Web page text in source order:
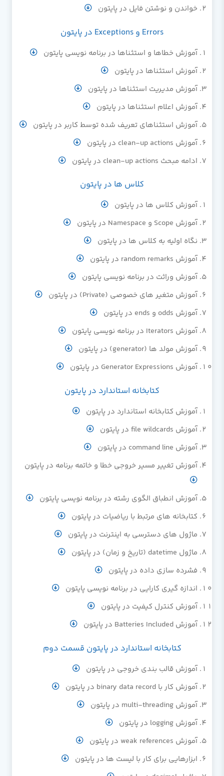
خواندن و نوشتن فایل در پایتون
Errors و Exceptions در پایتون
آموزش خطاها و استثناها در برنامه نویسی پایتون
آموزش استثناها در پایتون
آموزش مدیریت استثناها در پایتون
آموزش اعلام استثناها در پایتون
آموزش استثناهای تعریف شده توسط کاربر در پایتون
آموزش clean-up actions در پایتون
ادامه مبحث clean-up actions در پایتون
کلاس ها در پایتون
آموزش کلاس ها در پایتون
آموزش Scope و Namespace در پایتون
نگاه اولیه به کلاس ها در پایتون
آموزش random remarks در پایتون
آموزش وراثت در برنامه نویسی پایتون
آموزش متغیر های خصوصی (Private) در پایتون
آموزش odds و ends در پایتون
آموزش Iterators در برنامه نویسی پایتون
آموزش مولد ها (generator) در پایتون
آموزش Generator Expressions در پایتون
کتابخانه استاندارد در پایتون
آموزش کتابخانه استاندارد در پایتون
آموزش file wildcards در پایتون
آموزش command line در پایتون
آموزش تغییر مسیر خروجی خطا و خاتمه برنامه در پایتون
آموزش انطباق الگوی رشته در برنامه نویسی پایتون
کتابخانه های مرتبط با ریاضیات در پایتون
ماژول های دسترسی به اینترنت در پایتون
ماژول datetime (تاریخ و زمان) در پایتون
فشرده سازی داده در پایتون
اندازه گیری کارایی در برنامه نویسی پایتون
آموزش کنترل کیفیت در پایتون
آموزش Batteries Included در پایتون
کتابخانه استاندارد در پایتون قسمت دوم
آموزش قالب بندی خروجی در پایتون
آموزش کار با binary data record در پایتون
آموزش multi-threading در پایتون
آموزش logging در پایتون
آموزش weak references در پایتون
ابزارهایی برای کار با لیست ها در پایتون